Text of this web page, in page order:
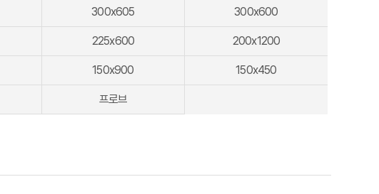
세요!
리즘
걸이
'
300x605 300x600
225x600 200x1200
150x900 150x450
프로브